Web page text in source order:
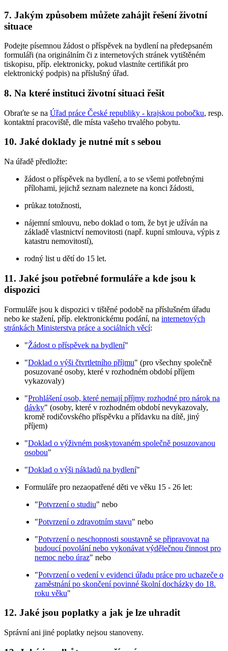
7. Jakým způsobem můžete zahájit řešení životní
situace
Podejte písemnou žádost o příspěvek na bydlení na předepsaném
formuláři (na originálním či z internetových stránek vytištěném
tiskopisu, příp. elektronicky, pokud vlastníte certifikát pro
elektronický podpis) na příslušný úřad.
8. Na které instituci životní situaci řešit
Obraťte se na Úřad práce České republiky - krajskou pobočku, resp.
kontaktní pracoviště, dle místa vašeho trvalého pobytu.
10. Jaké doklady je nutné mít s sebou
Na úřadě předložte:
žádost o příspěvek na bydlení, a to se všemi potřebnými
přílohami, jejichž seznam naleznete na konci žádosti,
průkaz totožnosti,
nájemní smlouvu, nebo doklad o tom, že byt je užíván na
základě vlastnictví nemovitosti (např. kupní smlouva, výpis z
katastru nemovitostí),
rodný list u dětí do 15 let.
11. Jaké jsou potřebné formuláře a kde jsou k
dispozici
Formuláře jsou k dispozici v tištěné podobě na příslušném úřadu
nebo ke stažení, příp. elektronickému podání, na internetových
stránkách Ministerstva práce a sociálních věcí:
"Žádost o příspěvek na bydlení"
"Doklad o výši čtvrtletního příjmu" (pro všechny společně
posuzované osoby, které v rozhodném období příjem
vykazovaly)
"Prohlášení osob, které nemají příjmy rozhodné pro nárok na
dávky" (osoby, které v rozhodném období nevykazovaly,
kromě rodičovského příspěvku a přídavku na dítě, jiný
příjem)
"Doklad o výživném poskytovaném společně posuzovanou
osobou"
"Doklad o výši nákladů na bydlení"
Formuláře pro nezaopatřené děti ve věku 15 - 26 let:
"Potvrzení o studiu" nebo
"Potvrzení o zdravotním stavu" nebo
"Potvrzení o neschopnosti soustavně se připravovat na
budoucí povolání nebo vykonávat výdělečnou činnost pro
nemoc nebo úraz" nebo
"Potvrzení o vedení v evidenci úřadu práce pro uchazeče o
zaměstnání po skončení povinné školní docházky do 18.
roku věku"
12. Jaké jsou poplatky a jak je lze uhradit
Správní ani jiné poplatky nejsou stanoveny.